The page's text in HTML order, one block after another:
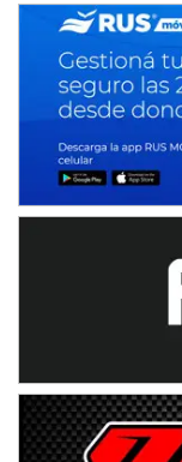
KDO - F6
Ciudad de Trenque
Trenque Lauquen
Parque de la Velocidad
Villaguay (Entre Ríos)
VICTORIENSE - F7
CSK - F7
Juventud Unida (Tierra)
Humboldt (Santa Fe)